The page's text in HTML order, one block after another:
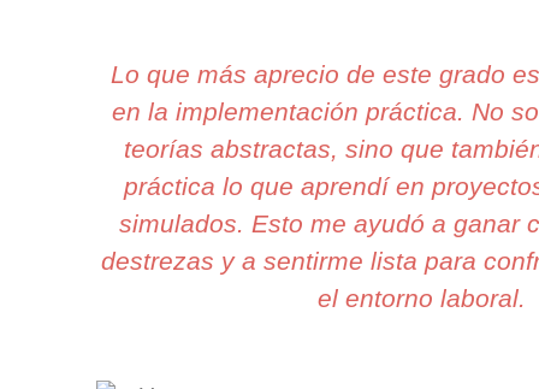
Lo que más aprecio de este grado
en la implementación práctica. No
teorías abstractas, sino que
práctica lo que aprendí en
simulados. Esto me ayudó a ganar
destrezas y a sentirme lista para
el entorno laboral.